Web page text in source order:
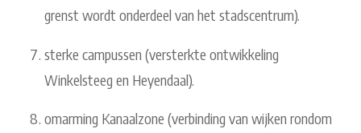
grenst wordt onderdeel van het stadscentrum).
sterke campussen (versterkte ontwikkeling
Winkelsteeg en Heyendaal).
omarming Kanaalzone (verbinding van wijken rondom